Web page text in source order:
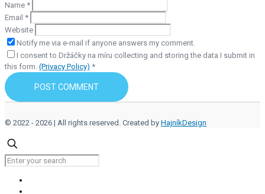
Name *
Email *
Website
Notify me via e-mail if anyone answers my comment.
I consent to Držáčky na míru collecting and storing the data I submit in
this form. (Privacy Policy) *
© 2022 - 2026 | All rights reserved. Created by HajníkDesign